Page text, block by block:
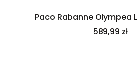
Paco Rabanne Olympea
Cena
589,99 zł